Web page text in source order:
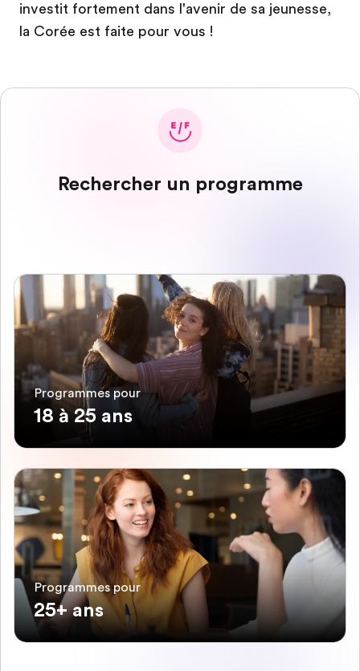
investit fortement dans l'avenir de sa jeunesse,
la Corée est faite pour vous !
Rechercher un programme
Programmes pour
18 à 25 ans
Programmes pour
25+ ans